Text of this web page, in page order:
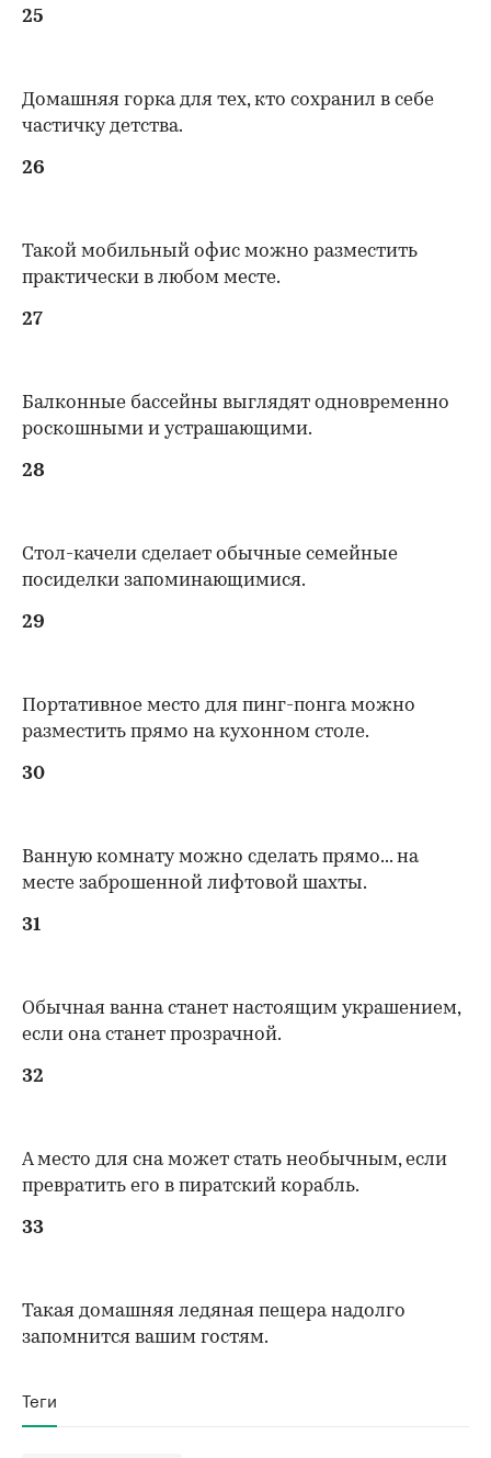
25
Домашняя горка для тех, кто сохранил в себе
частичку детства.
26
Такой мобильный офис можно разместить
практически в любом месте.
27
Балконные бассейны выглядят одновременно
роскошными и устрашающими.
28
Стол-качели сделает обычные семейные
посиделки запоминающимися.
29
Портативное место для пинг-понга можно
разместить прямо на кухонном столе.
30
Ванную комнату можно сделать прямо... на
месте заброшенной лифтовой шахты.
31
Обычная ванна станет настоящим украшением,
если она станет прозрачной.
32
А место для сна может стать необычным, если
превратить его в пиратский корабль.
33
Такая домашняя ледяная пещера надолго
запомнится вашим гостям.
Теги